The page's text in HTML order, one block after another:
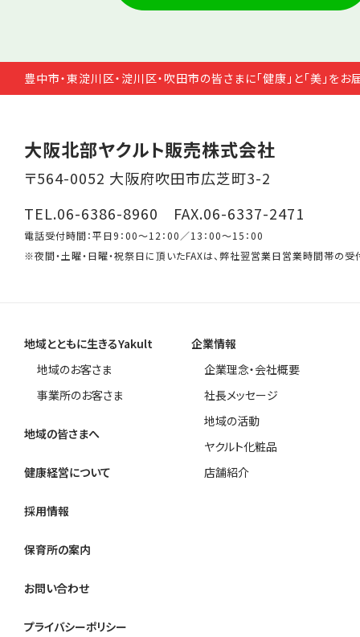
豊中市・東淀川区・淀川区・吹田市の皆さまに「健康」と「美」をお
大阪北部ヤクルト販売株式会社
〒564-0052 大阪府吹田市広芝町3-2
TEL.06-6386-8960 FAX.06-6337-2471
電話受付時間：平日9：00～12：00／13：00～15：00
※夜間・土曜・日曜・祝祭日に頂いたFAXは、弊社翌営業日営業時間帯の受
地域とともに生きるYakult
地域のお客さま
事業所のお客さま
地域の皆さまへ
健康経営について
企業情報
企業理念・会社概要
社長メッセージ
地域の活動
ヤクルト化粧品
店舗紹介
採用情報
保育所の案内
お問い合わせ
プライバシーポリシー